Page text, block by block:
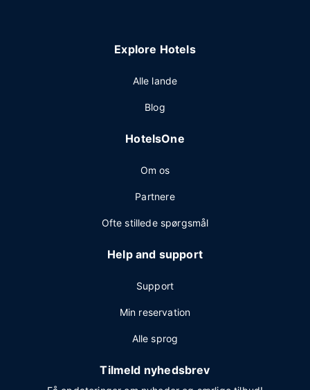
Explore Hotels
Alle lande
Blog
HotelsOne
Om os
Partnere
Ofte stillede spørgsmål
Help and support
Support
Min reservation
Alle sprog
Tilmeld nyhedsbrev